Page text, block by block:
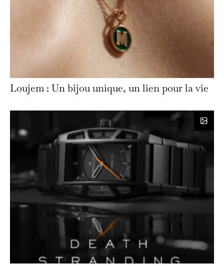
Loujem : Un bijou unique, un lien pour la vie